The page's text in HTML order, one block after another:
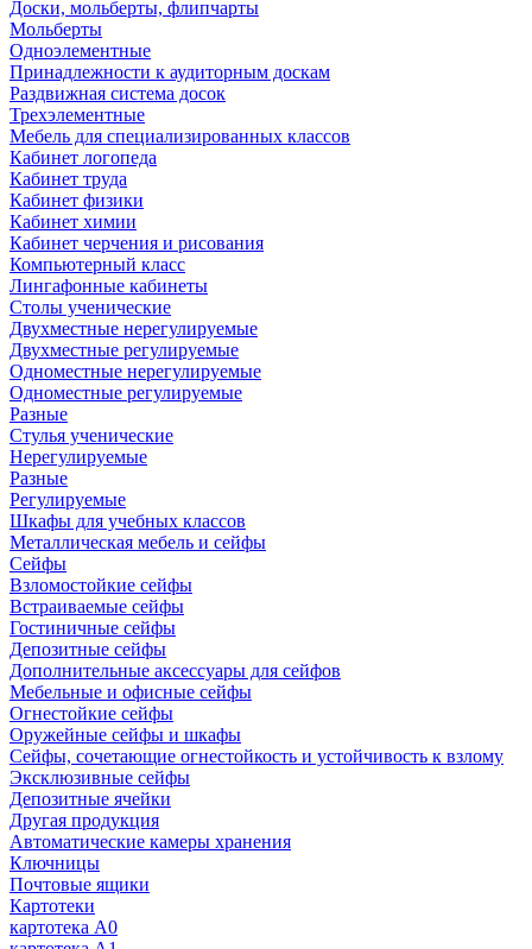
Доски, мольберты, флипчарты
Мольберты
Одноэлементные
Принадлежности к аудиторным доскам
Раздвижная система досок
Трехэлементные
Мебель для специализированных классов
Кабинет логопеда
Кабинет труда
Кабинет физики
Кабинет химии
Кабинет черчения и рисования
Компьютерный класс
Лингафонные кабинеты
Столы ученические
Двухместные нерегулируемые
Двухместные регулируемые
Одноместные нерегулируемые
Одноместные регулируемые
Разные
Стулья ученические
Нерегулируемые
Разные
Регулируемые
Шкафы для учебных классов
Металлическая мебель и сейфы
Сейфы
Взломостойкие сейфы
Встраиваемые сейфы
Гостиничные сейфы
Депозитные сейфы
Дополнительные аксессуары для сейфов
Мебельные и офисные сейфы
Огнестойкие сейфы
Оружейные сейфы и шкафы
Сейфы, сочетающие огнестойкость и устойчивость к взлому
Эксклюзивные сейфы
Депозитные ячейки
Другая продукция
Автоматические камеры хранения
Ключницы
Почтовые ящики
Картотеки
картотека А0